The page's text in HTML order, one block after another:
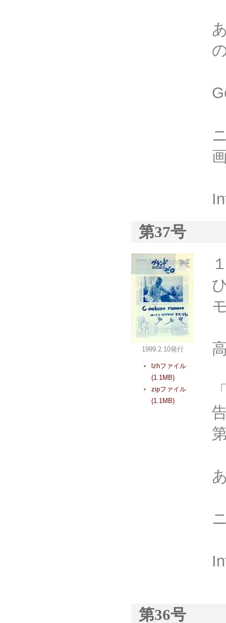
第37号
1999.2.10発行
lzhファイル
(1.1MB)
zipファイル
(1.1MB)
第36号